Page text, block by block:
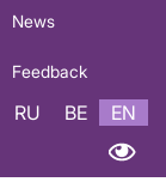
News
Feedback
RU BE EN